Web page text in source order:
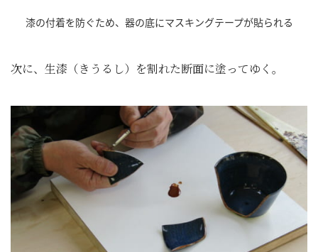
漆の付着を防ぐため、器の底にマスキングテープが貼られる
次に、生漆（きうるし）を割れた断面に塗ってゆく。